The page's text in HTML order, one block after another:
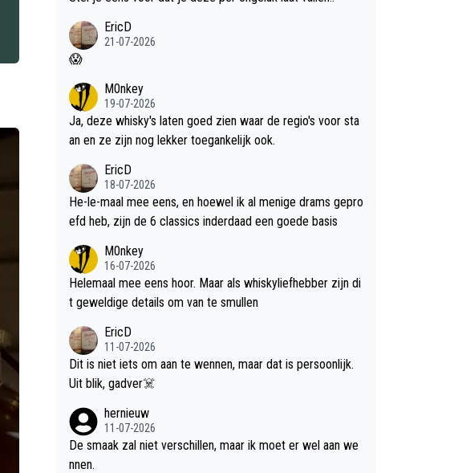
EricD
21-07-2026
😱
M0nkey
19-07-2026
Ja, deze whisky's laten goed zien waar de regio's voor sta
an en ze zijn nog lekker toegankelijk ook.
EricD
18-07-2026
He-le-maal mee eens, en hoewel ik al menige drams gepro
efd heb, zijn de 6 classics inderdaad een goede basis
M0nkey
16-07-2026
Helemaal mee eens hoor. Maar als whiskyliefhebber zijn di
t geweldige details om van te smullen
EricD
11-07-2026
Dit is niet iets om aan te wennen, maar dat is persoonlijk.
Uit blik, gadver☠️
hernieuw
11-07-2026
De smaak zal niet verschillen, maar ik moet er wel aan we
nnen.